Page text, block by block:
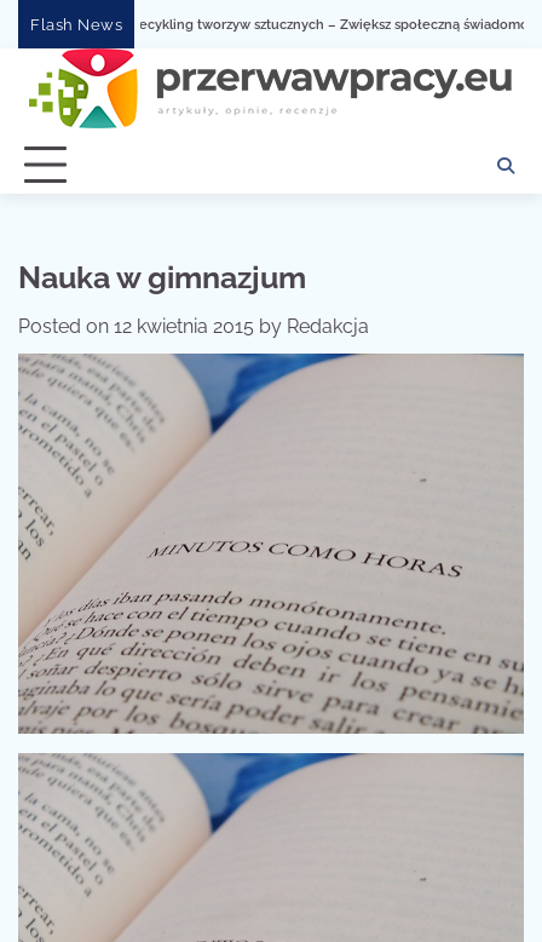
content
Flash NewsRecykling tworzyw sztucznych – Zwiększ społeczną świadomość dzięki
Nauka w gimnazjum
Posted on 12 kwietnia 2015 by Redakcja